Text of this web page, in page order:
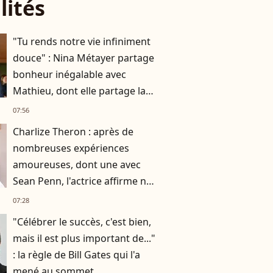
"Tu rends notre vie infiniment
douce" : Nina Métayer partage
bonheur inégalable avec
Mathieu, dont elle partage la
vie depuis 10 ans
07:56
Charlize Theron : après de
nombreuses expériences
amoureuses, dont une avec
Sean Penn, l'actrice affirme ne
plus vouloir "vivre avec
07:28
"Célébrer le succès, c'est bien,
mais il est plus important de..."
: la règle de Bill Gates qui l'a